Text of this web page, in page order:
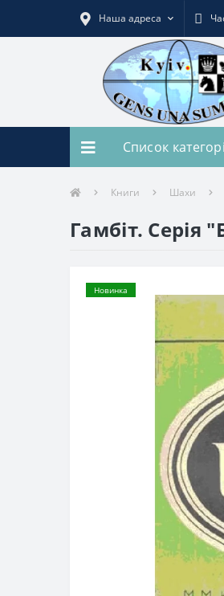
Наша адреса
Список
Книги Шахи
Гамбіт. Серія
Новинка